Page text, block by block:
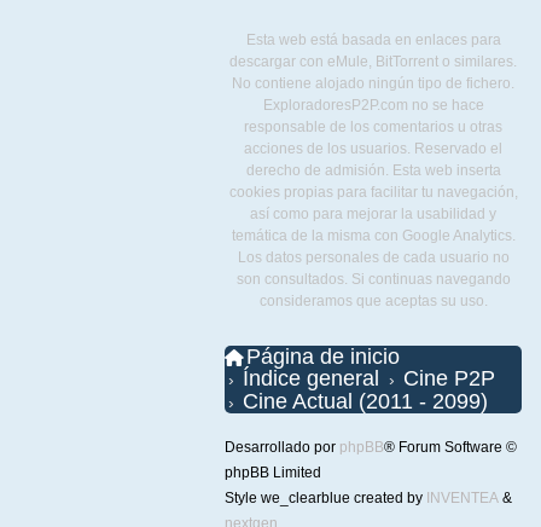
Esta web está basada en enlaces para
descargar con eMule, BitTorrent o similares.
No contiene alojado ningún tipo de fichero.
ExploradoresP2P.com no se hace
responsable de los comentarios u otras
acciones de los usuarios. Reservado el
derecho de admisión. Esta web inserta
cookies propias para facilitar tu navegación,
así como para mejorar la usabilidad y
temática de la misma con Google Analytics.
Los datos personales de cada usuario no
son consultados. Si continuas navegando
consideramos que aceptas su uso.
Página de inicio
Índice general
Cine P2P
Cine Actual (2011 - 2099)
Desarrollado por phpBB® Forum Software ©
phpBB Limited
Style we_clearblue created by INVENTEA &
nextgen